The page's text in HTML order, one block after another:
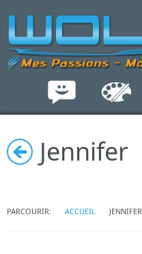
Jennifer
PARCOURIR: ACCUEIL JENNIFER